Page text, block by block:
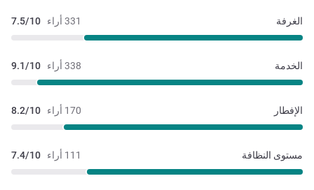
331 أراء 7.5/10 الغرفة
338 أراء 9.1/10 الخدمة
170 أراء 8.2/10 الإفطار
111 أراء 7.4/10 مستوى النظافة